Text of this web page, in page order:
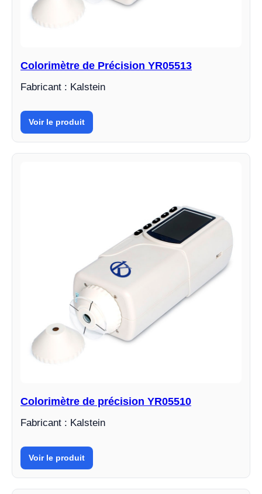
Colorimètre de Précision YR05513
Fabricant : Kalstein
Voir le produit
Colorimètre de précision YR05510
Fabricant : Kalstein
Voir le produit